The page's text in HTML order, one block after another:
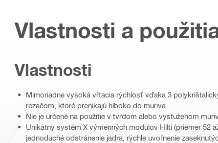
Vlastnosti a
Vlastnosti
Mimoriadne vysoká vŕtacia rýchlosť vďaka 3
rezačom, ktoré prenikajú hlboko do muriva
Nie je určené na použitie v tvrdom alebo vystuženom
Unikátny systém X výmenných modulov Hilti (priemer 52
jednoduché odstránenie jadra, rýchle uvoľnenie